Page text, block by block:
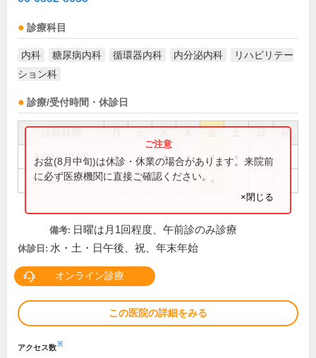
診療科目
内科 糖尿病内科 循環器内科 内分泌内科
リハビリテー
ション科
診療/受付時間・休診日
祝
9:00～12:30 ● ● ● ● ● ●
16:30～19:30 ● ● ●
お盆(8月中旬)は休診・休業の場合があります。来院前
に必ず医療機関に直接ご確認ください。
×閉じる
備考: 日曜は月1回程度、午前診のみ診療
休診日: 水・土・日午後、祝、年末年始
オンライン診療
この医院の詳細をみる
アクセス数※